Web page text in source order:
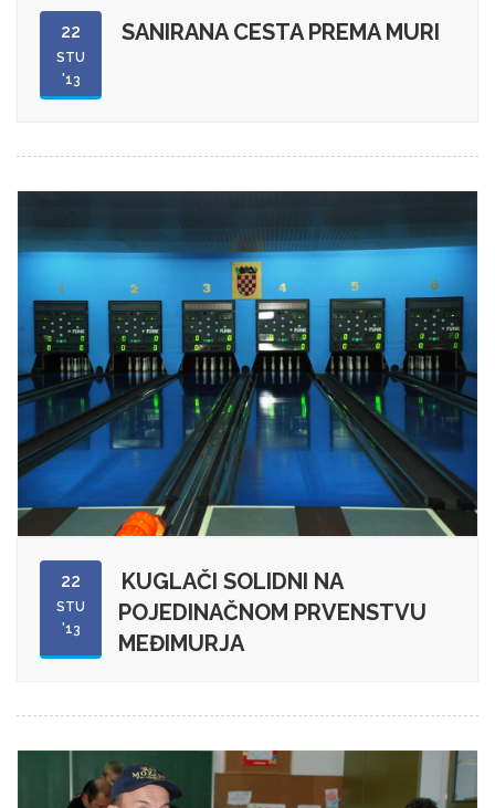
22
STU
'13
SANIRANA CESTA PREMA MURI
22
STU
'13
KUGLAČI SOLIDNI NA
POJEDINAČNOM PRVENSTVU
MEĐIMURJA